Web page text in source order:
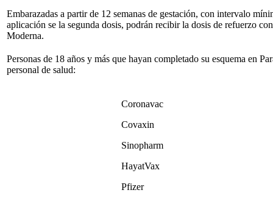
Embarazadas a partir de 12 semanas de gestación, con intervalo
aplicación se la segunda dosis, podrán recibir la dosis de refuerzo
Moderna.
Personas de 18 años y más que hayan completado su esquema en
personal de salud:
Coronavac
Covaxin
Sinopharm
HayatVax
Pfizer